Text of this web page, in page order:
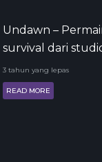
Undawn –
survival dari
3 tahun yang lepas
READ MORE